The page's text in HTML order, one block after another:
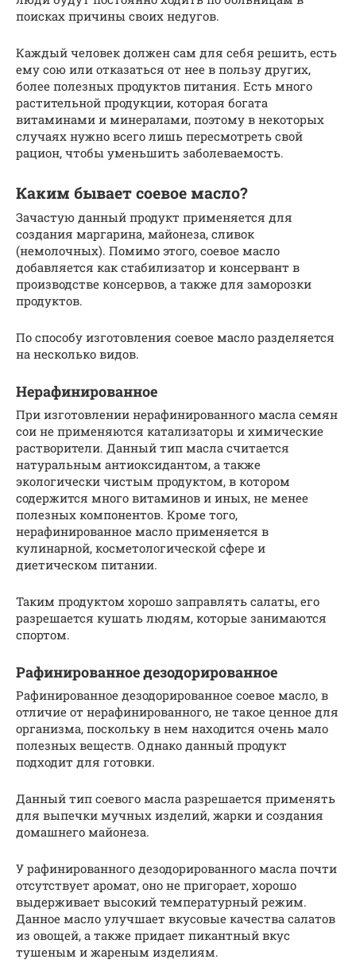
поисках причины своих недугов.
Каждый человек должен сам для себя решить, есть
ему сою или отказаться от нее в пользу других,
более полезных продуктов питания. Есть много
растительной продукции, которая богата
витаминами и минералами, поэтому в некоторых
случаях нужно всего лишь пересмотреть свой
рацион, чтобы уменьшить заболеваемость.
Каким бывает соевое масло?
Зачастую данный продукт применяется для
создания маргарина, майонеза, сливок
(немолочных). Помимо этого, соевое масло
добавляется как стабилизатор и консервант в
производстве консервов, а также для заморозки
продуктов.
По способу изготовления соевое масло разделяется
на несколько видов.
Нерафинированное
При изготовлении нерафинированного масла семян
сои не применяются катализаторы и химические
растворители. Данный тип масла считается
натуральным антиоксидантом, а также
экологически чистым продуктом, в котором
содержится много витаминов и иных, не менее
полезных компонентов. Кроме того,
нерафинированное масло применяется в
кулинарной, косметологической сфере и
диетическом питании.
Таким продуктом хорошо заправлять салаты, его
разрешается кушать людям, которые занимаются
спортом.
Рафинированное дезодорированное
Рафинированное дезодорированное соевое масло, в
отличие от нерафинированного, не такое ценное для
организма, поскольку в нем находится очень мало
полезных веществ. Однако данный продукт
подходит для готовки.
Данный тип соевого масла разрешается применять
для выпечки мучных изделий, жарки и создания
домашнего майонеза.
У рафинированного дезодорированного масла почти
отсутствует аромат, оно не пригорает, хорошо
выдерживает высокий температурный режим.
Данное масло улучшает вкусовые качества салатов
из овощей, а также придает пикантный вкус
тушеным и жареным изделиям.